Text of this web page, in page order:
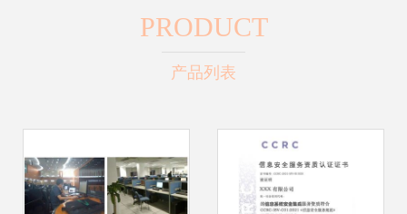
PRODUCT
产品列表